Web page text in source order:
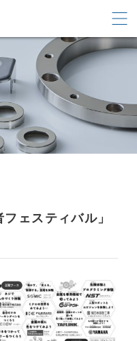
ェスティバル」